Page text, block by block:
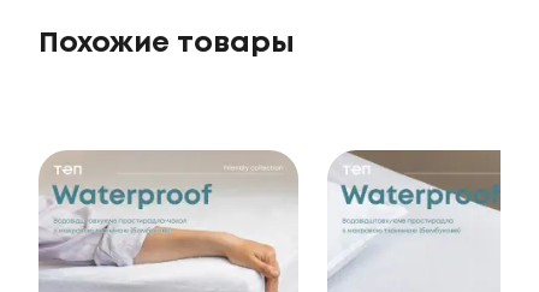
Похожие товары